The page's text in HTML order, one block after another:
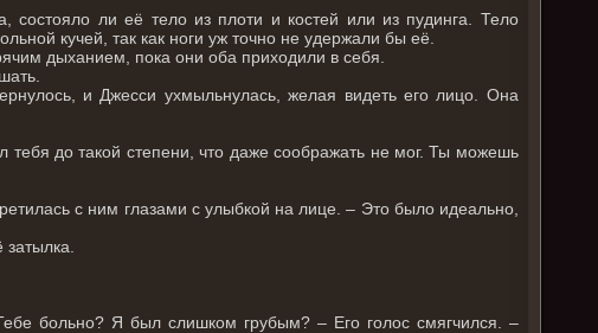
состояло ли её тело из плоти и костей или из пудинга. Тело
кучей, так как ноги уж точно не удержали бы её.
дыханием, пока они оба приходили в себя.
и Джесси ухмыльнулась, желая видеть его лицо. Она
до такой степени, что даже соображать не мог. Ты можешь
с ним глазами с улыбкой на лице. – Это было идеально,
больно? Я был слишком грубым? – Его голос смягчился. –